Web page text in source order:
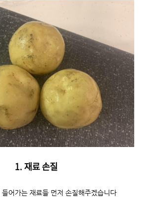
1. 재료 손질
어가는 재료들 먼저 손질해주겠습니다